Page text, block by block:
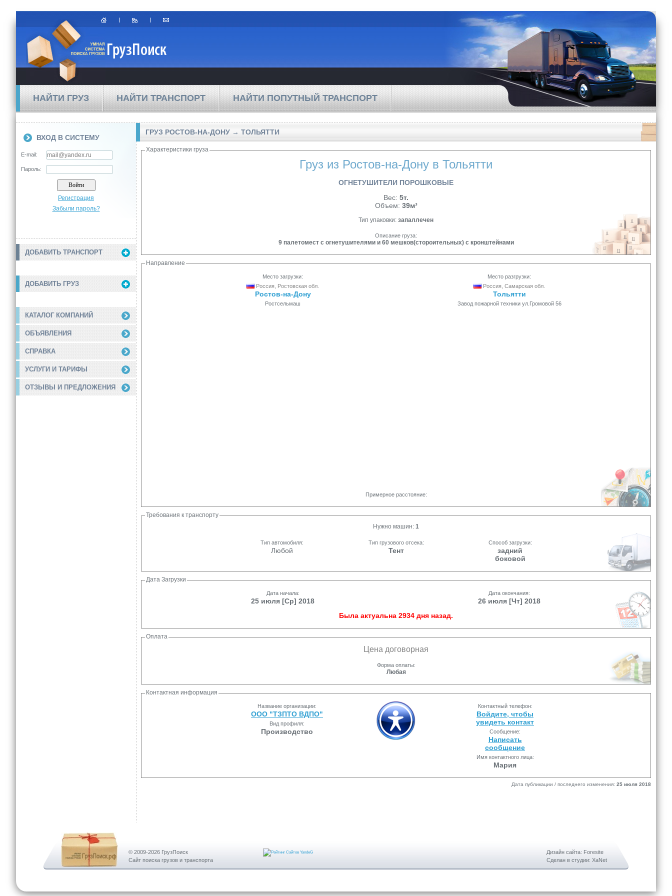
НАЙТИ ГРУЗ НАЙТИ ТРАНСПОРТ НАЙТИ ПОПУТНЫЙ ТРАНСПОРТ
ВХОД В СИСТЕМУ
E-mail:
Пароль:
Регистрация
Забыли пароль?
ДОБАВИТЬ ТРАНСПОРТ
ДОБАВИТЬ ГРУЗ
КАТАЛОГ КОМПАНИЙ
ОБЪЯВЛЕНИЯ
СПРАВКА
УСЛУГИ И ТАРИФЫ
ОТЗЫВЫ И ПРЕДЛОЖЕНИЯ
ГРУЗ РОСТОВ-НА-ДОНУ → ТОЛЬЯТТИ
Характеристики груза
Груз из Ростов-на-Дону в Тольятти
ОГНЕТУШИТЕЛИ ПОРОШКОВЫЕ
Вес: 5т.
Объем: 39м³
Тип упаковки: запаллечен
Описание груза:
9 палетомест с огнетушителями и 60 мешков(стороительных) с кронштейнами
Направление
Место загрузки:
Россия, Ростовская обл.
Ростов-на-Дону
Ростсельмаш
Место разгрузки:
Россия, Самарская обл.
Тольятти
Завод пожарной техники ул.Громовой 56
Примерное расстояние:
Требования к транспорту
Нужно машин: 1
Тип автомобиля:
Любой
Тип грузового отсека:
Тент
Способ загрузки:
задний
боковой
Дата Загрузки
Дата начала:
25 июля [Ср] 2018
Дата окончания:
26 июля [Чт] 2018
Была актуальна 2934 дня назад.
Оплата
Цена договорная
Форма оплаты:
Любая
Контактная информация
Название организации:
ООО "ТЗПТО ВДПО"
Вид профиля:
Производство
Контактный телефон:
Войдите, чтобы
увидеть контакт
Сообщение:
Написать
сообщение
Имя контактного лица:
Мария
Дата публикации / последнего изменения: 25 июля 2018
© 2009-2026 ГрузПоиск
Сайт поиска грузов и транспорта
Дизайн сайта: Foresite
Сделан в студии: XaNet